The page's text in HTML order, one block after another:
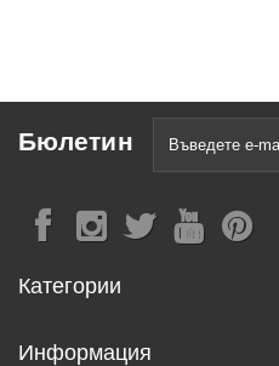
Бюлетин
Категории
Информация